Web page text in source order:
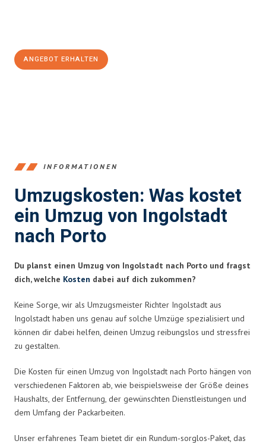
ANGEBOT ERHALTEN
INFORMATIONEN
Umzugskosten: Was kostet
ein Umzug von Ingolstadt
nach Porto
Du planst einen Umzug von Ingolstadt nach Porto und fragst
dich, welche Kosten dabei auf dich zukommen?
Keine Sorge, wir als Umzugsmeister Richter Ingolstadt aus
Ingolstadt haben uns genau auf solche Umzüge spezialisiert und
können dir dabei helfen, deinen Umzug reibungslos und stressfrei
zu gestalten.
Die Kosten für einen Umzug von Ingolstadt nach Porto hängen von
verschiedenen Faktoren ab, wie beispielsweise der Größe deines
Haushalts, der Entfernung, der gewünschten Dienstleistungen und
dem Umfang der Packarbeiten.
Unser erfahrenes Team bietet dir ein Rundum-sorglos-Paket, das